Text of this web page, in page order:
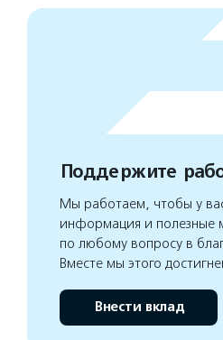
Поддержите
Мы работаем, чтобы у
информация и полезные
по любому вопросу в
Вместе мы этого
Внести вклад